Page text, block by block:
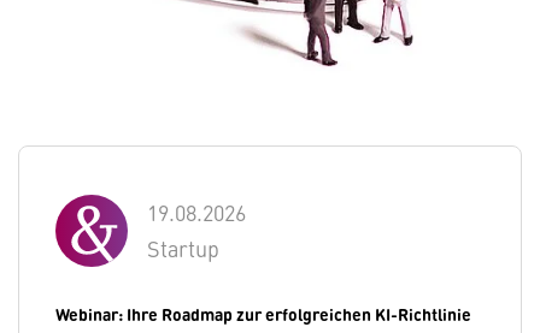
19.08.2026
Startup
Webinar: Ihre Roadmap zur erfolgreichen KI-Richtlinie